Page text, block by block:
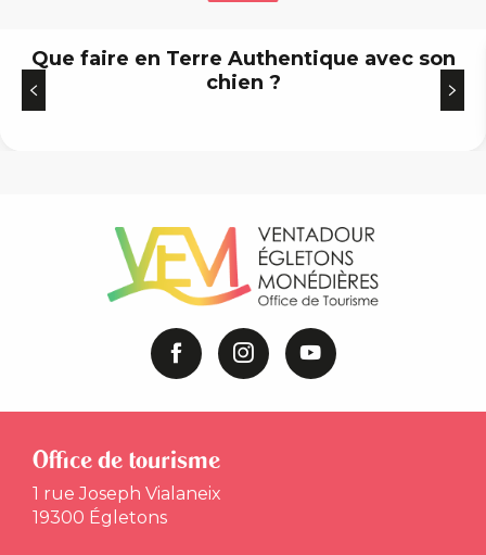
Que faire en Terre Authentique avec son
chien ?
Office de tourisme
1 rue Joseph Vialaneix
19300 Égletons